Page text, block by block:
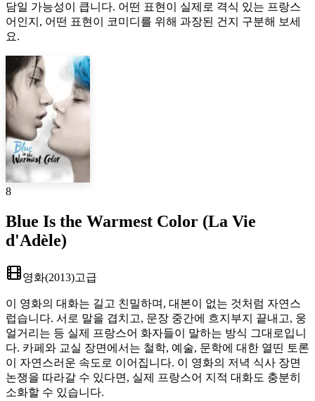
담일 가능성이 큽니다. 어떤 표현이 실제로 격식 있는 프랑스
어인지, 어떤 표현이 코미디를 위해 과장된 건지 구분해 보세
요.
8
Blue Is the Warmest Color (La Vie
d'Adèle)
영화(2013)고급
이 영화의 대화는 길고 친밀하며, 대본이 없는 것처럼 자연스
럽습니다. 서로 말을 겹치고, 문장 중간에 흐지부지 끝내고, 웅
얼거리는 등 실제 프랑스어 화자들이 말하는 방식 그대로입니
다. 카페와 교실 장면에서는 철학, 예술, 문학에 대한 열띤 토론
이 자연스러운 속도로 이어집니다. 이 영화의 저녁 식사 장면
논쟁을 따라갈 수 있다면, 실제 프랑스어 지적 대화도 충분히
소화할 수 있습니다.